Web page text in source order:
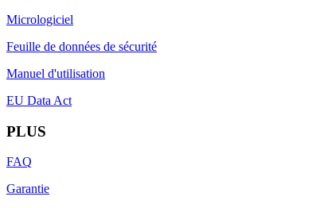
Micrologiciel
Feuille de données de sécurité
Manuel d'utilisation
EU Data Act
PLUS
FAQ
Garantie